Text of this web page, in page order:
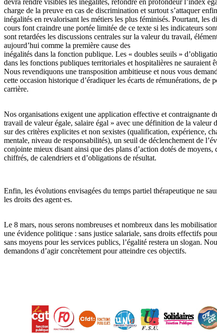
charge de la preuve en cas de discrimination et surtout s’attaquer
inégalités en revalorisant les métiers les plus féminisés. Pourtant, les
cours font craindre une portée limitée de ce texte si les indicateurs
sont retardées les discussions centrales sur la valeur du travail,
aujourd’hui comme la première cause des
inégalités dans la fonction publique. Les « doubles seuils »
dans les fonctions publiques territoriales et hospitalières ne sauraient
Nous revendiquons une transposition ambitieuse et nous vous
cette occasion historique d’éradiquer les écarts de rémunérations, de
carrière.
Nos organisations exigent une application effective et contraignante
travail de valeur égale, salaire égal » avec une définition de la valeur
sur des critères explicites et non sexistes (qualification, expérience,
mentale, niveau de responsabilités), un seuil de déclenchement de
conjointe mieux disant ainsi que des plans d’action dotés de moyens,
chiffrés, de calendriers et d’obligations de résultat.
Enfin, les évolutions envisagées du temps partiel thérapeutique ne
les droits des agent·es.
Le 8 mars, nous serons nombreuses et nombreux dans les
une évidence politique : sans justice salariale, sans droits effectifs
sans moyens pour les services publics, l’égalité restera un slogan.
demandons d’agir concrètement pour atteindre ces objectifs.